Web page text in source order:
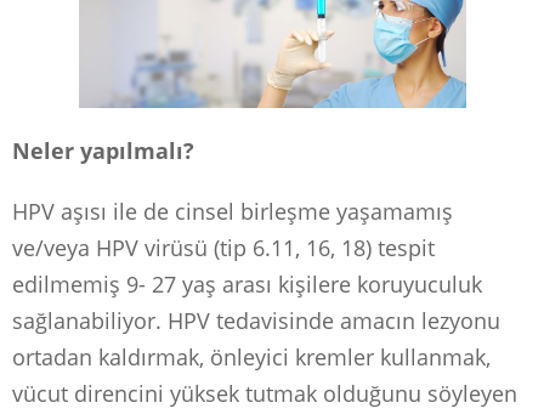
Neler yapılmalı?
HPV aşısı ile de cinsel birleşme yaşamamış
ve/veya HPV virüsü (tip 6.11, 16, 18) tespit
edilmemiş 9- 27 yaş arası kişilere koruyuculuk
sağlanabiliyor. HPV tedavisinde amacın lezyonu
ortadan kaldırmak, önleyici kremler kullanmak,
vücut direncini yüksek tutmak olduğunu söyleyen